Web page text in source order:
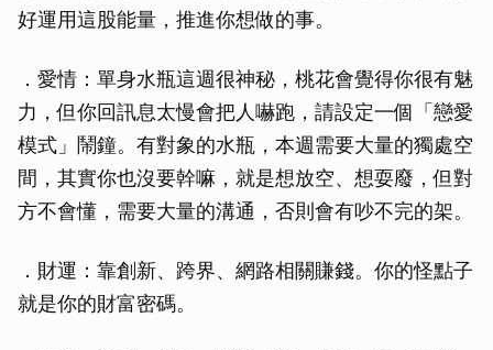
好運用這股能量，推進你想做的事。
．愛情：單身水瓶這週很神秘，桃花會覺得你很有魅
力，但你回訊息太慢會把人嚇跑，請設定一個「戀愛
模式」鬧鐘。有對象的水瓶，本週需要大量的獨處空
間，其實你也沒要幹嘛，就是想放空、想耍廢，但對
方不會懂，需要大量的溝通，否則會有吵不完的架。
．財運：靠創新、跨界、網路相關賺錢。你的怪點子
就是你的財富密碼。